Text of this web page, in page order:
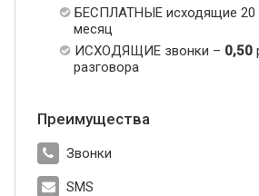
БЕСПЛАТНЫЕ исходящие 20
месяц
ИСХОДЯЩИЕ звонки – 0,50
разговора
Преимущества
Звонки
SMS